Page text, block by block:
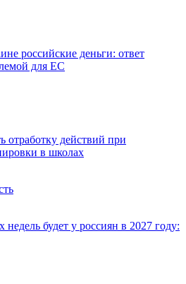
российские деньги: ответ
для EC
отработку действий при
в школах
недель будет у россиян в 2027 году: